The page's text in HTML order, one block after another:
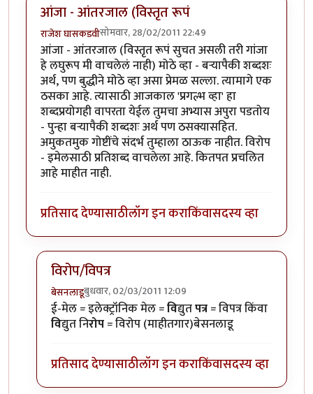
आंजा - आंतरजाल (विस्तृत रूपं
राजेश घासकडवीसोमवार, 28/02/2011 22:49
आंजा - आंतरजाल (विस्तृत रूपं सुचत असली तरी गांजा
हे लघुरूप मी वाचलेलं नाही) मोठे व्हा - बऱ्यापैकी शब्दशः
अर्थ, पण बुद्धीने मोठे व्हा असा प्रेमळ सल्ला. त्यामागे एक
ठसका आहे. त्यासाठी आजकाल 'प्रगल्भ व्हा' हा
शब्दप्रयोगही वापरता येईल तुमचा अभ्यास अपुरा पडतोय
- पुन्हा बऱ्यापैकी शब्दशः अर्थ पण ठसक्यासहित.
अमुकतमुक गोष्टींचे संदर्भ तुम्हाला ठाऊक नाहीत. विरोप
- इमेलसाठी प्रतिशब्द वाचलेला आहे. कितपत प्रचलित
आहे माहीत नाही.
प्रतिसाद देण्यासाठीलॉग इन कराकिंवासदस्य व्हा
विरोप/विपत्र
बेसनलाडूबुधवार, 02/03/2011 12:09
In reply toआंजा - आंतरजाल (विस्तृत रूपंbyराजेश
ई-मेल = इलेक्ट्रॉनिक मेल =विद्युतपत्र= विपत्र किंवा
विद्युत निरोप= विरोप (माहीतगार)बेसनलाडू
प्रतिसाद देण्यासाठीलॉग इन कराकिंवासदस्य व्हा